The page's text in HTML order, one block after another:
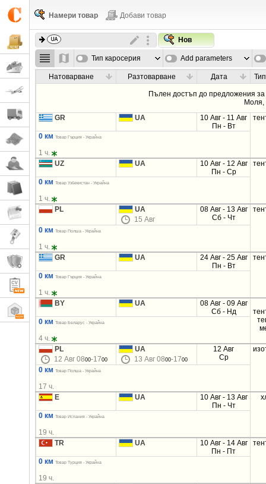
Намери товар Добави товар
Нов
Тип каросерия Add parameters
Натоварване Разтоварване Дата
Пълен достъп до предложения
Моля,
GR
UA
10 Авг - 11 Авг
Пн - Вт
0 км Товар Гърция - Украйна
1 ч.
UZ
UA
10 Авг - 12 Авг
Пн - Ср
0 км Товар Узбекистан - Украйна
1 ч.
PL
UA
15 Авг
08 Авг - 13 Авг
Сб - Чт
0 км Товар Полша - Украйна
1 ч.
GR
UA
24 Авг - 25 Авг
Пн - Вт
0 км Товар Гърция - Украйна
1 ч.
BY
UA
08 Авг - 09 Авг
Сб - Нд
0 км Товар Беларус - Украйна
4 ч.
PL
12 Авг 0800-1700
UA
13 Авг 0800-1700
12 Авг
Ср
0 км Товар Полша - Украйна
17 ч.
E
UA
10 Авг - 13 Авг
Пн - Чт
0 км Товар Испания - Украйна
19 ч.
TR
UA
10 Авг - 14 Авг
Пн - Пт
0 км Товар Турция - Украйна
19 ч.